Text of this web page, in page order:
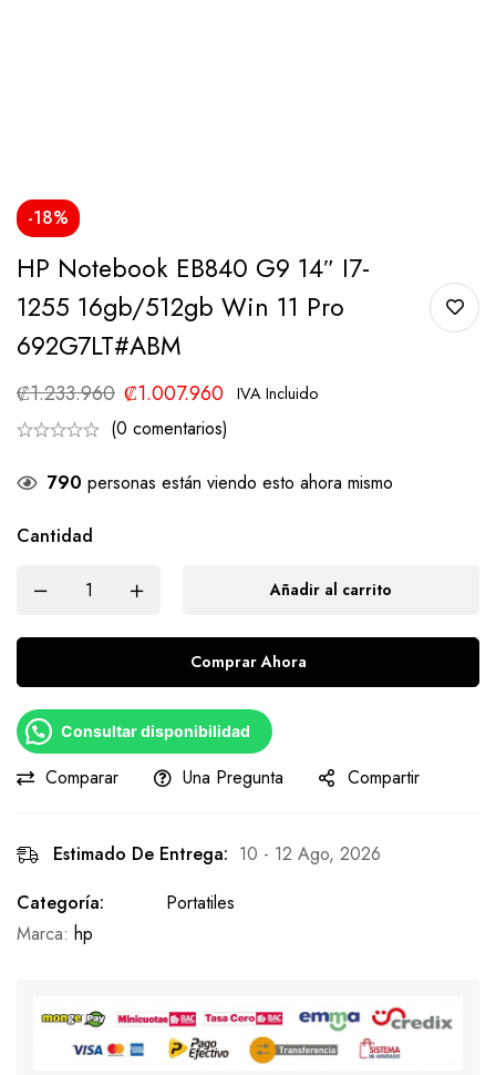
-18%
HP Notebook EB840 G9 14″ I7-
1255 16gb/512gb Win 11 Pro
692G7LT#ABM
₡1.233.960 ₡1.007.960 IVA Incluido
(0 comentarios)
790 personas están viendo esto ahora mismo
Cantidad
Añadir al carrito
Comprar Ahora
Consultar disponibilidad
Comparar Una Pregunta Compartir
Estimado De Entrega: 10 - 12 Ago, 2026
Categoría:
Portatiles
Marca: hp